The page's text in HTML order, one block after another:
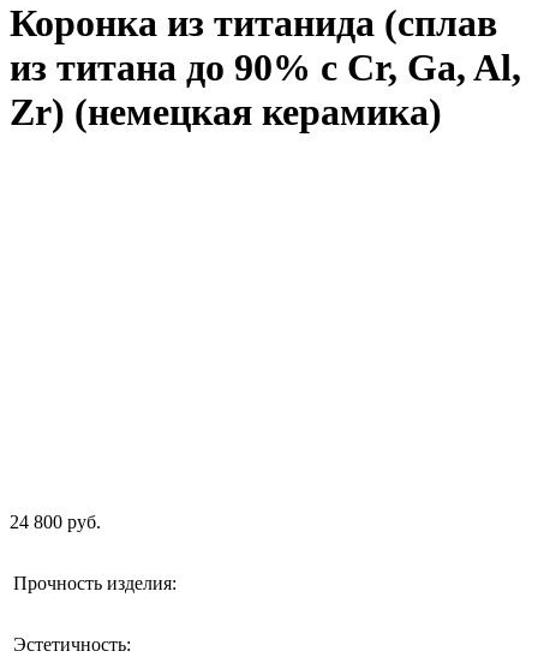
Коронка из титанида (сплав
из титана до 90% с Cr, Ga, Al,
Zr) (немецкая керамика)
24 800 руб.
Прочность изделия:
Эстетичность: